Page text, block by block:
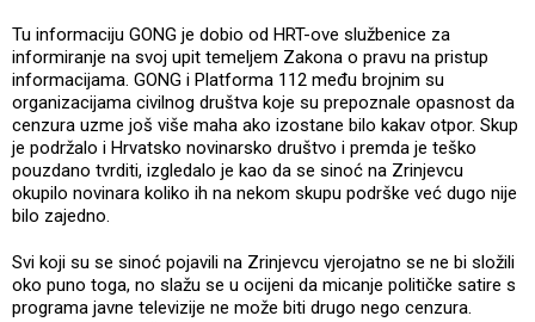
Tu informaciju GONG je dobio od HRT-ove službenice za
informiranje na svoj upit temeljem Zakona o pravu na pristup
informacijama. GONG i Platforma 112 među brojnim su
organizacijama civilnog društva koje su prepoznale opasnost da
cenzura uzme još više maha ako izostane bilo kakav otpor. Skup
je podržalo i Hrvatsko novinarsko društvo i premda je teško
pouzdano tvrditi, izgledalo je kao da se sinoć na Zrinjevcu
okupilo novinara koliko ih na nekom skupu podrške već dugo nije
bilo zajedno.
Svi koji su se sinoć pojavili na Zrinjevcu vjerojatno se ne bi složili
oko puno toga, no slažu se u ocijeni da micanje političke satire s
programa javne televizije ne može biti drugo nego cenzura.